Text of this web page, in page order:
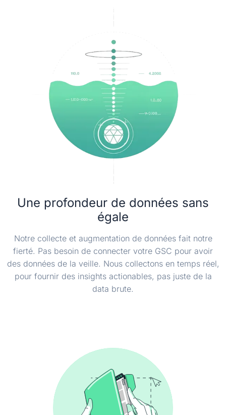
Une profondeur de données sans
égale
Notre collecte et augmentation de données fait notre
fierté. Pas besoin de connecter votre GSC pour avoir
des données de la veille. Nous collectons en temps réel,
pour fournir des insights actionables, pas juste de la
data brute.